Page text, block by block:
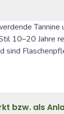
Tannine
10–20 Jahre
sind
bzw. als